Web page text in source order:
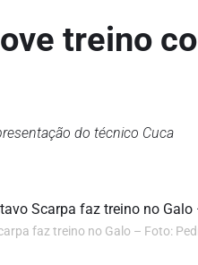
treino
do técnico Cuca
faz treino no Galo – Foto: